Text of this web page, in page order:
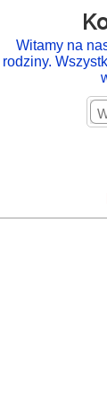
Witamy na
rodziny.